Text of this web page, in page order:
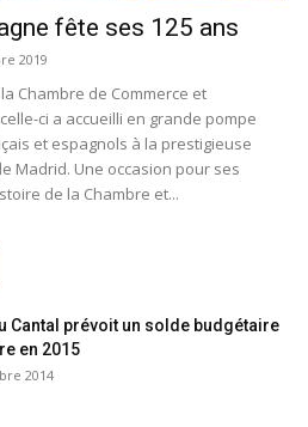
fête ses 125 ans
2019
Chambre de Commerce et
ci a accueilli en grande pompe
et espagnols à la prestigieuse
Madrid. Une occasion pour ses
de la Chambre et...
Cantal prévoit un solde budgétaire
en 2015
2014